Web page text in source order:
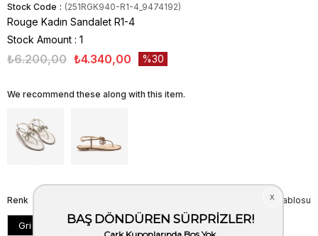
Stock Code (251RGK940-R1-4_9474192)
Rouge Kadın Sandalet R1-4
Stock Amount : 1
₺6.200,00 ₺4.340,00 30
We recommend these along with this item.
Beden Tablosu
Renk
Gri